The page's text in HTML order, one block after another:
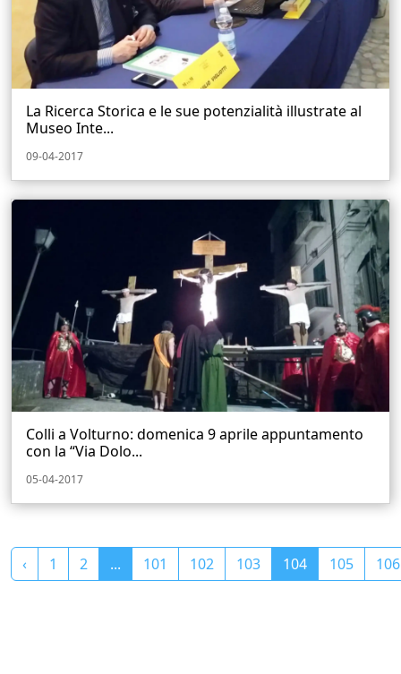
La Ricerca Storica e le sue potenzialità illustrate al
Museo Inte...
09-04-2017
Colli a Volturno: domenica 9 aprile appuntamento
con la “Via Dolo...
05-04-2017
‹ 1 2 ... 101 102 103 104 105 106